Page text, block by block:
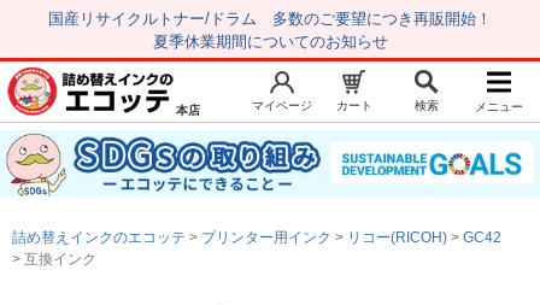
国産リサイクルトナー/ドラム 多数のご要望につき再販開始！
夏季休業期間についてのお知らせ
新規会員登録 マイページ
トップページ お気に入り
注文履歴 レビュー履歴
本店 マイページ カート 検索 メニュー
詰め替えインクのエコッテ プリンター用インク リコー(RICOH)
GC42
互換インク